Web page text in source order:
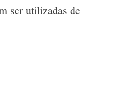
ser utilizadas de